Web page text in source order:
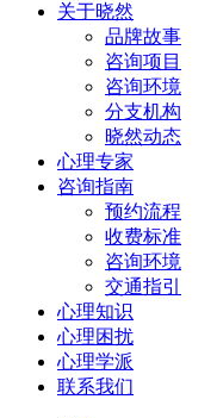
关于晓然
品牌故事
咨询项目
咨询环境
分支机构
晓然动态
心理专家
咨询指南
预约流程
收费标准
咨询环境
交通指引
心理知识
心理困扰
心理学派
联系我们